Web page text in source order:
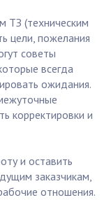
ТЗ (техническим
цели, пожелания
советы
всегда
ожидания.
корректировки и
и оставить
заказчикам,
отношения.